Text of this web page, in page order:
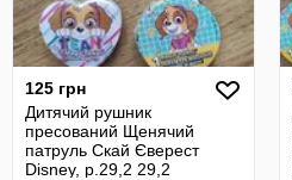
125 грн
Дитячий рушник
пресований Щенячий
патруль Скай Єверест
Disney, р.29,2 29,2